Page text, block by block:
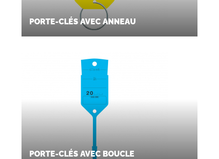
PORTE-CLÉS AVEC ANNEAU
PORTE-CLÉS AVEC BOUCLE